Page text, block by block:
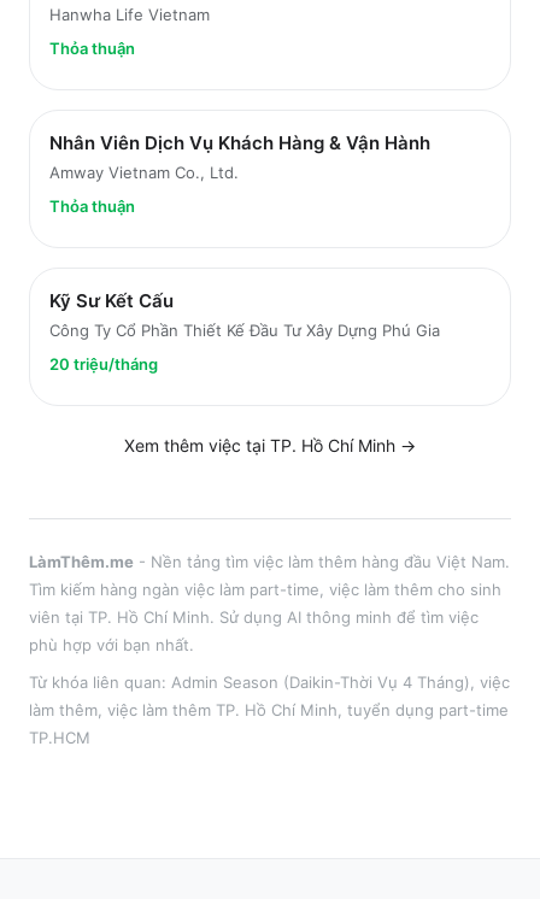
Hanwha Life Vietnam
Thỏa thuận
Nhân Viên Dịch Vụ Khách Hàng & Vận Hành
Amway Vietnam Co., Ltd.
Thỏa thuận
Kỹ Sư Kết Cấu
Công Ty Cổ Phần Thiết Kế Đầu Tư Xây Dựng Phú Gia
20 triệu/tháng
Xem thêm việc tại TP. Hồ Chí Minh →
LàmThêm.me - Nền tảng tìm việc làm thêm hàng đầu Việt Nam.
Tìm kiếm hàng ngàn việc làm part-time, việc làm thêm cho sinh
viên tại TP. Hồ Chí Minh. Sử dụng AI thông minh để tìm việc
phù hợp với bạn nhất.
Từ khóa liên quan: Admin Season (Daikin-Thời Vụ 4 Tháng) việc
làm thêm , việc làm thêm TP. Hồ Chí Minh , tuyển dụng part-time
TP.HCM